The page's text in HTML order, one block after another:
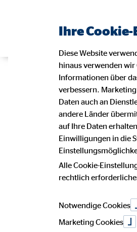
Ihre
Diese Website
hinaus verwenden
Informationen über
verbessern.
Daten auch an
andere Länder
auf Ihre Daten
Einwilligungen in die
Alle Cookie-
rechtlich
Notwendige Cookies
Marketing Cookies